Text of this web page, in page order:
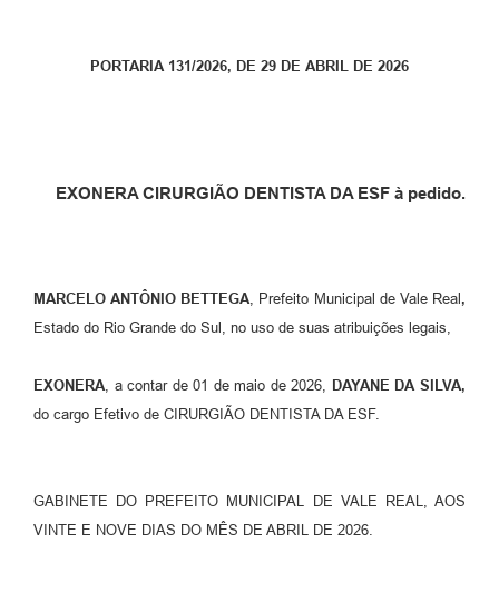
PORTARIA 131/2026, DE 29 DE ABRIL DE 2026
EXONERA CIRURGIÃO DENTISTA DA ESF à pedido.
MARCELO ANTÔNIO BETTEGA, Prefeito Municipal de Vale Real ,
Estado do Rio Grande do Sul, no uso de suas atribuições legais,
EXONERA, a contar de 01 de maio de 2026, DAYANE DA SILVA,
do cargo Efetivo de CIRURGIÃO DENTISTA DA ESF.
GABINETE DO PREFEITO MUNICIPAL DE VALE REAL, AOS
VINTE E NOVE DIAS DO MÊS DE ABRIL DE 2026.